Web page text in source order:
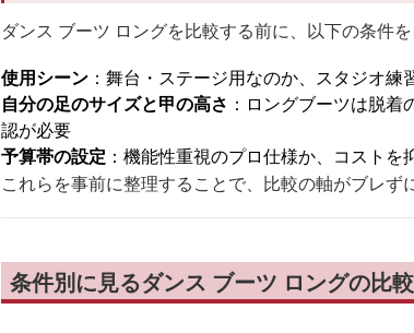
ダンス ブーツ ロングを比較する前に、以下の条件
使用シーン ：舞台・ステージ用なのか、スタジオ
自分の足のサイズと甲の高さ ：ロングブーツは脱
認が必要
予算帯の設定 ：機能性重視のプロ仕様か、コスト
これらを事前に整理することで、比較の軸がブレず
条件別に見るダンス ブーツ ロングの比